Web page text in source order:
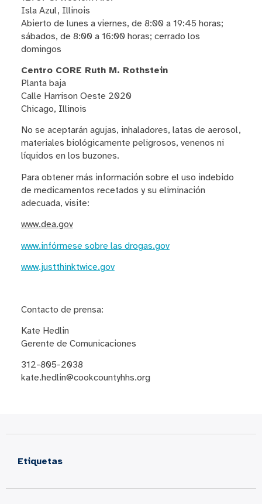
Isla Azul, Illinois
Abierto de lunes a viernes, de 8:00 a 19:45 horas;
sábados, de 8:00 a 16:00 horas; cerrado los
domingos
Centro CORE Ruth M. Rothstein
Planta baja
Calle Harrison Oeste 2020
Chicago, Illinois
No se aceptarán agujas, inhaladores, latas de aerosol,
materiales biológicamente peligrosos, venenos ni
líquidos en los buzones.
Para obtener más información sobre el uso indebido
de medicamentos recetados y su eliminación
adecuada, visite:
www.dea.gov
www.infórmese sobre las drogas.gov
www.justthinktwice.gov
Contacto de prensa:
Kate Hedlin
Gerente de Comunicaciones
312-805-2038
kate.hedlin@cookcountyhhs.org
Etiquetas